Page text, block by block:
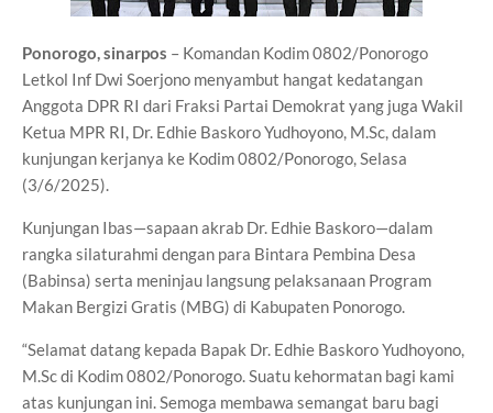
Ponorogo, sinarpos – Komandan Kodim 0802/Ponorogo
Letkol Inf Dwi Soerjono menyambut hangat kedatangan
Anggota DPR RI dari Fraksi Partai Demokrat yang juga Wakil
Ketua MPR RI, Dr. Edhie Baskoro Yudhoyono, M.Sc, dalam
kunjungan kerjanya ke Kodim 0802/Ponorogo, Selasa
(3/6/2025).
Kunjungan Ibas—sapaan akrab Dr. Edhie Baskoro—dalam
rangka silaturahmi dengan para Bintara Pembina Desa
(Babinsa) serta meninjau langsung pelaksanaan Program
Makan Bergizi Gratis (MBG) di Kabupaten Ponorogo.
“Selamat datang kepada Bapak Dr. Edhie Baskoro Yudhoyono,
M.Sc di Kodim 0802/Ponorogo. Suatu kehormatan bagi kami
atas kunjungan ini. Semoga membawa semangat baru bagi